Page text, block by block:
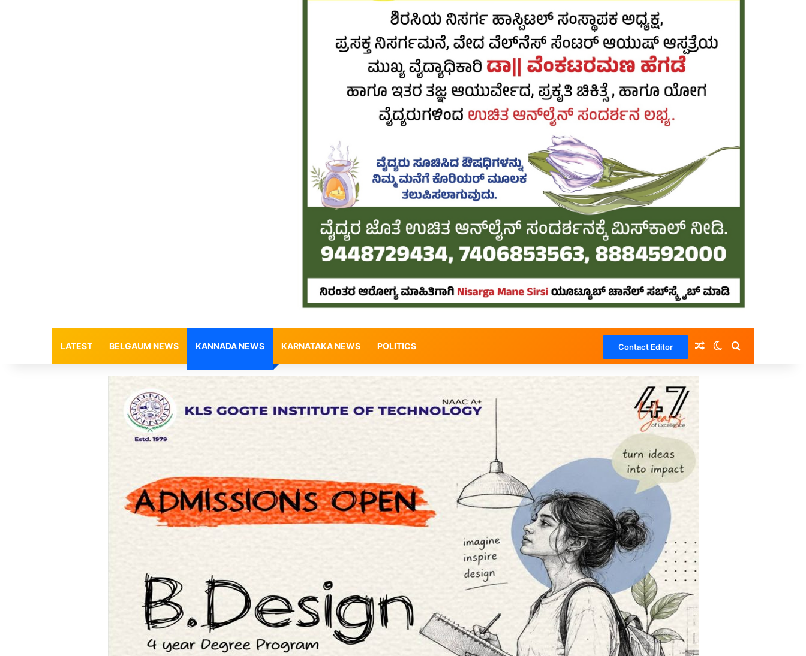
LATEST BELGAUM NEWS KANNADA NEWS KARNATAKA NEWS POLITICS Contact Editor Random Article
Switch skin
Search for